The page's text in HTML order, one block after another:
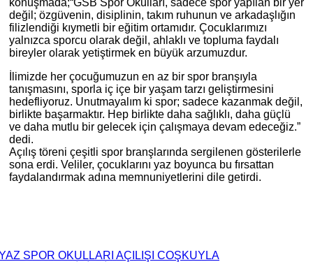
konuşmada;“GSB Spor Okulları, sadece spor yapılan bir yer
değil; özgüvenin, disiplinin, takım ruhunun ve arkadaşlığın
filizlendiği kıymetli bir eğitim ortamıdır. Çocuklarımızı
yalnızca sporcu olarak değil, ahlaklı ve topluma faydalı
bireyler olarak yetiştirmek en büyük arzumuzdur.
İlimizde her çocuğumuzun en az bir spor branşıyla
tanışmasını, sporla iç içe bir yaşam tarzı geliştirmesini
hedefliyoruz. Unutmayalım ki spor; sadece kazanmak değil,
birlikte başarmaktır. Hep birlikte daha sağlıklı, daha güçlü
ve daha mutlu bir gelecek için çalışmaya devam edeceğiz.”
dedi.
Açılış töreni çeşitli spor branşlarında sergilenen gösterilerle
sona erdi. Veliler, çocuklarını yaz boyunca bu fırsattan
faydalandırmak adına memnuniyetlerini dile getirdi.
SPOR OKULLARI AÇILIŞI COŞKUYLA